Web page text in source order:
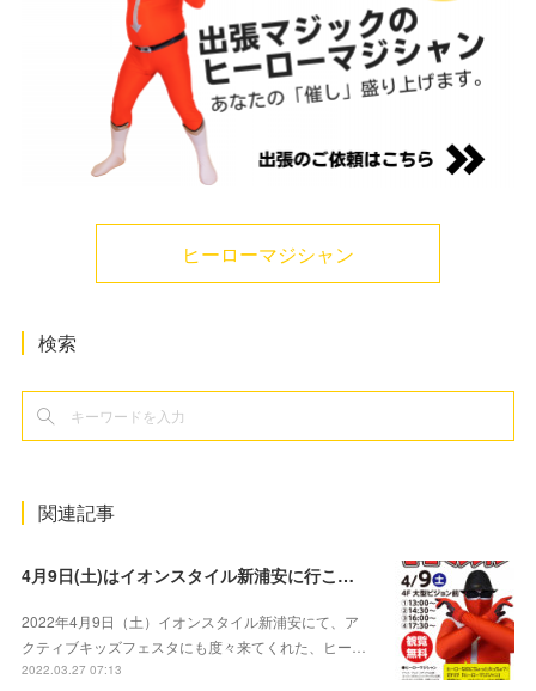
ヒーローマジシャン
検索
関連記事
4月9日(土)はイオンスタイル新浦安に行こう！アクティブキッズフェスタにも登場したヒーローマジシャンがマジックを披露します！
2022年4月9日（土）イオンスタイル新浦安にて、ア
クティブキッズフェスタにも度々来てくれた、ヒー…
2022.03.27 07:13